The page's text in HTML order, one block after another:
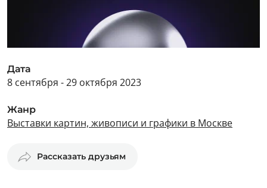
Дата
8 сентября - 29 октября 2023
Жанр
Выставки картин, живописи и графики в Москве
Рассказать друзьям